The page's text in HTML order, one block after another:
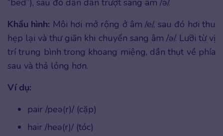
“bed”), sau đó dần dần trượt sang âm /ə/.
Khẩu hình: Môi hơi mở rộng ở âm /e/, sau đó hơi thu
hẹp lại và thư giãn khi chuyển sang âm /ə/. Lưỡi từ vị
trí trung bình trong khoang miệng, dần thụt về phía
sau và thả lỏng hơn.
Ví dụ:
pair /peə(r)/ (cặp)
hair /heə(r)/ (tóc)